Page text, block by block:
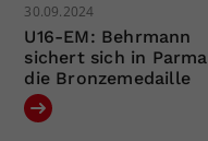
30.09.2024
U16-EM: Behrmann
sichert sich in Parma
die Bronzemedaille